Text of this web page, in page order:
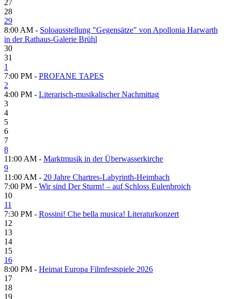
27
28
29
8:00 AM - Soloausstellung "Gegensätze" von Apollonia Harwarth
in der Rathaus-Galerie Brühl
30
31
1
7:00 PM - PROFANE TAPES
2
4:00 PM - Literarisch-musikalischer Nachmittag
3
4
5
6
7
8
11:00 AM - Marktmusik in der Überwasserkirche
9
11:00 AM - 20 Jahre Chartres-Labyrinth-Heimbach
7:00 PM - Wir sind Der Sturm! – auf Schloss Eulenbroich
10
11
7:30 PM - Rossini! Che bella musica! Literaturkonzert
12
13
14
15
16
8:00 PM - Heimat Europa Filmfestspiele 2026
17
18
19